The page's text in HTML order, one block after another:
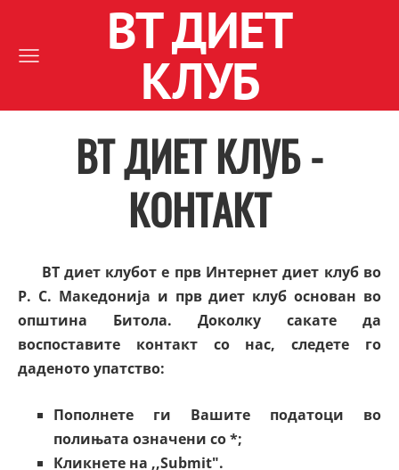
ВТ ДИЕТ
КЛУБ
ВТ ДИЕТ КЛУБ -
КОНТАКТ
ВТ диет клубот е прв Интернет диет клуб во
Р. С. Македонија и прв диет клуб основан во
општина Битола. Доколку сакате да
воспоставите контакт со нас, следете го
даденото упатство:
Пополнете ги Вашите податоци во
полињата означени со *;
Кликнете на ,,Submit".